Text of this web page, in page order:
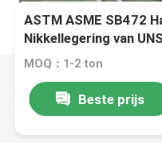
ASTM ASME SB472
Nikkellegering van
Rolling Koude Zwart
MOQ：1-2 ton
Beste prijs